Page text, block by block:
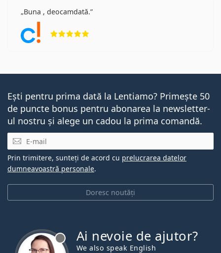
Buna , deocamdată.
Ești pentru prima dată la Lentiamo? Primește 50
de puncte bonus pentru abonarea la newsletter-
ul nostru și alege un cadou la prima comandă.
E-mail
Doresc noutăți
Prin trimitere, sunteți de acord cu prelucrarea datelor
dumneavoastră personale.
Ai nevoie de ajutor?
We also speak English